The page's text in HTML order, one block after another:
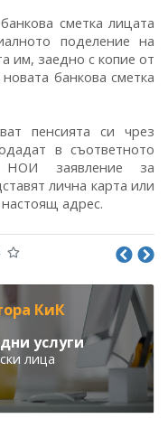
сметка лицата
поделение на
им, заедно с копие от
банкова сметка
пенсията си чрез
в съответното
НОИ заявление за
лична карта или
адрес.
КиК
услуги
лица